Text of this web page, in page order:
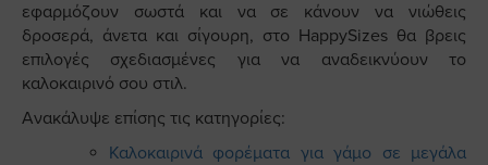
εφαρμόζουν σωστά και να σε κάνουν να νιώθεις
δροσερά, άνετα και σίγουρη, στο HappySizes θα βρεις
επιλογές σχεδιασμένες για να αναδεικνύουν το
καλοκαιρινό σου στιλ.
Ανακάλυψε επίσης τις κατηγορίες:
Καλοκαιρινά φορέματα για γάμο σε μεγάλα